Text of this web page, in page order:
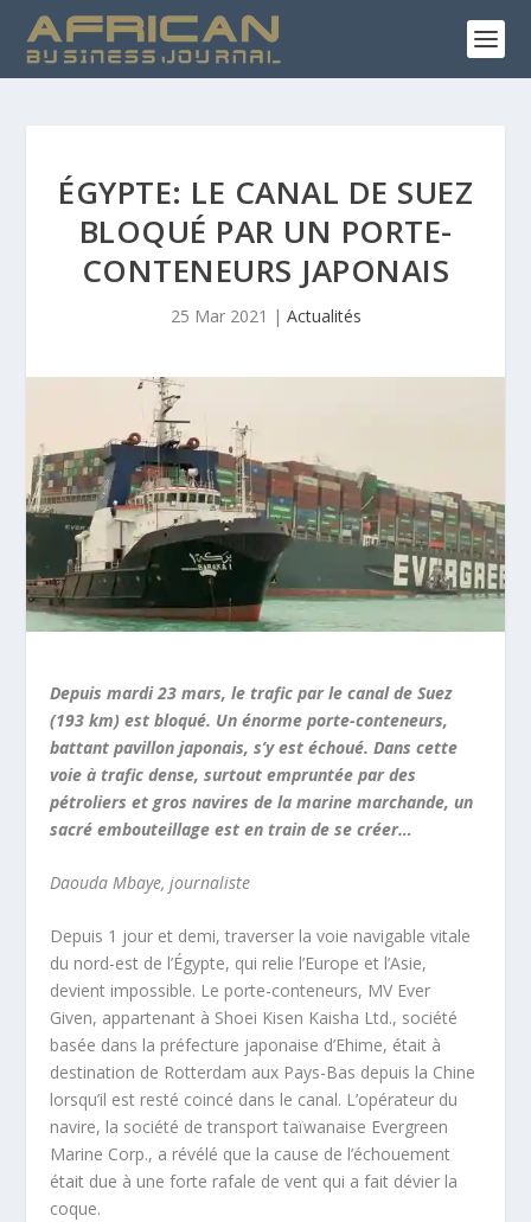
ÉGYPTE: LE CANAL DE SUEZ
BLOQUÉ PAR UN PORTE-
CONTENEURS JAPONAIS
25 Mar 2021 | Actualités
Depuis mardi 23 mars, le trafic par le canal de Suez
(193 km) est bloqué. Un énorme porte-conteneurs,
battant pavillon japonais, s’y est échoué. Dans cette
voie à trafic dense, surtout empruntée par des
pétroliers et gros navires de la marine marchande, un
sacré embouteillage est en train de se créer…
Daouda Mbaye, journaliste
Depuis 1 jour et demi, traverser la voie navigable vitale
du nord-est de l’Égypte, qui relie l’Europe et l’Asie,
devient impossible. Le porte-conteneurs, MV Ever
Given, appartenant à Shoei Kisen Kaisha Ltd., société
basée dans la préfecture japonaise d’Ehime, était à
destination de Rotterdam aux Pays-Bas depuis la Chine
lorsqu’il est resté coincé dans le canal. L’opérateur du
navire, la société de transport taïwanaise Evergreen
Marine Corp., a révélé que la cause de l’échouement
était due à une forte rafale de vent qui a fait dévier la
coque.